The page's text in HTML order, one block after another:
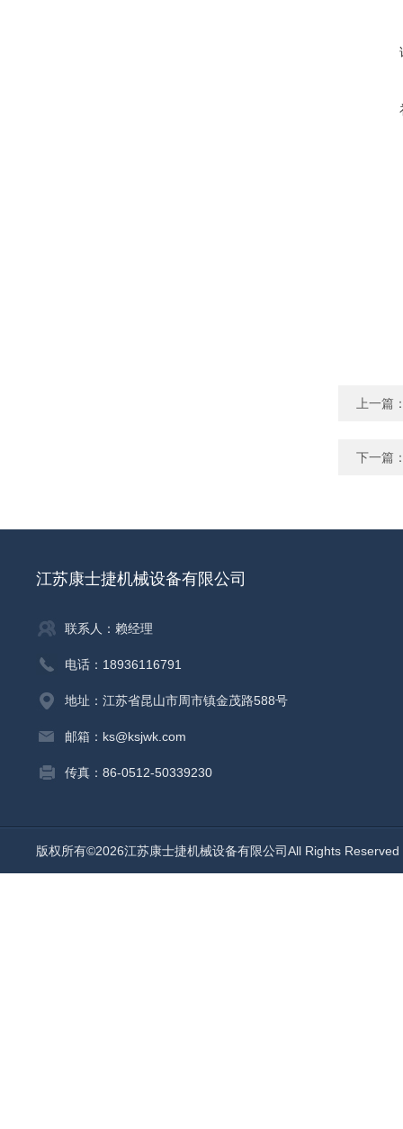
上一篇
下一篇
江苏康士捷机械设备有限公司
联系人：赖经理
电话：18936116791
地址：江苏省昆山市周市镇金茂路588号
邮箱：ks@ksjwk.com
传真：86-0512-50339230
版权所有©2026江苏康士捷机械设备有限公司All Rights